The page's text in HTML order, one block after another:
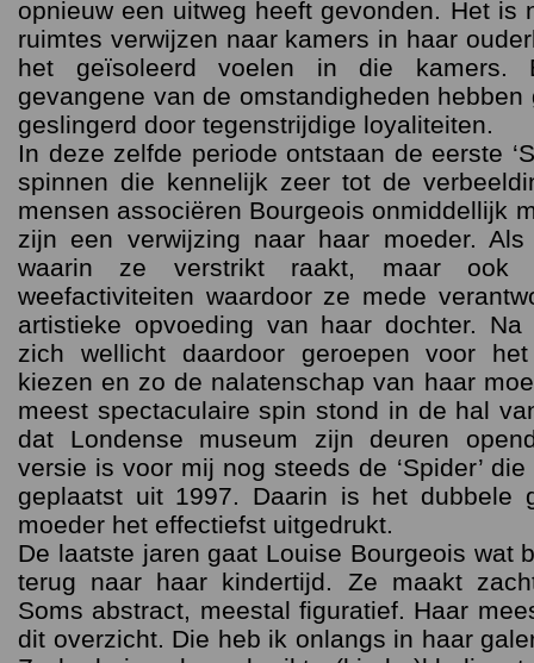
opnieuw een uitweg heeft gevonden. Het is
ruimtes verwijzen naar kamers in haar
het geïsoleerd voelen in die kamers.
gevangene van de omstandigheden
geslingerd door tegenstrijdige loyaliteiten.
In deze zelfde periode ontstaan de eerste
spinnen die kennelijk zeer tot de
mensen associëren Bourgeois onmiddellijk
zijn een verwijzing naar haar moeder.
waarin ze verstrikt raakt, maar ook
weefactiviteiten waardoor ze mede
artistieke opvoeding van haar dochter.
zich wellicht daardoor geroepen voor
kiezen en zo de nalatenschap van haar
meest spectaculaire spin stond in de hal
dat Londense museum zijn deuren
versie is voor mij nog steeds de ‘Spider’
geplaatst uit 1997. Daarin is het dubbele
moeder het effectiefst uitgedrukt.
De laatste jaren gaat Louise Bourgeois wat
terug naar haar kindertijd. Ze maakt
Soms abstract, meestal figuratief. Haar
dit overzicht. Die heb ik onlangs in haar